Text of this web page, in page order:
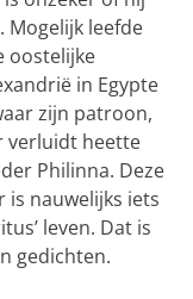
Mogelijk leefde
oostelijke
in Egypte
zijn patroon,
verluidt heette
Philinna. Deze
nauwelijks iets
leven. Dat is
gedichten.